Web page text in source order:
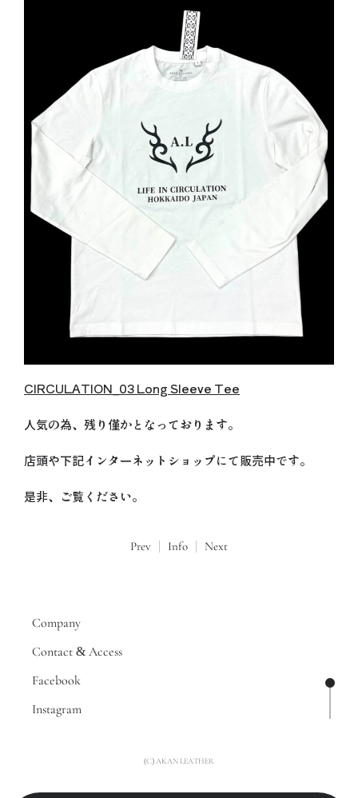
CIRCULATION_03 Long Sleeve Tee
人気の為、残り僅かとなっております。
店頭や下記インターネットショップにて販売中です。
是非、ご覧ください。
Prev Info Next
Company
Contact & Access
Facebook
Instagram
(C) AKAN LEATHER